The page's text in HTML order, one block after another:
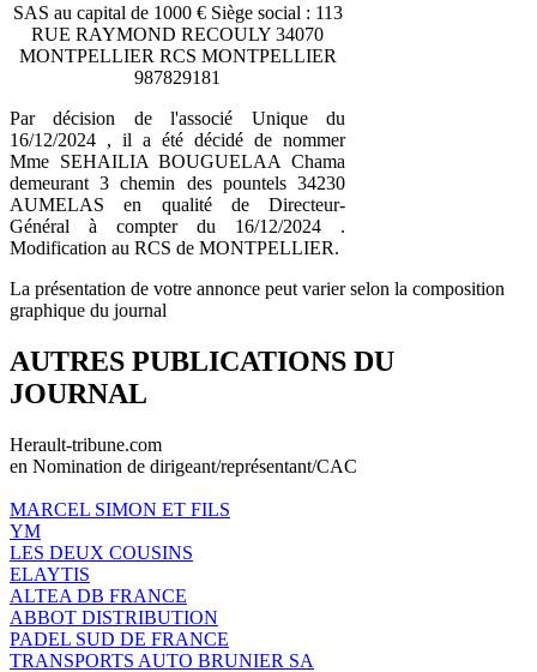
SAS au capital de 1000 € Siège social : 113
RUE RAYMOND RECOULY 34070
MONTPELLIER RCS MONTPELLIER
987829181
Par décision de l'associé Unique du
16/12/2024 , il a été décidé de nommer
Mme SEHAILIA BOUGUELAA Chama
demeurant 3 chemin des pountels 34230
AUMELAS en qualité de Directeur-
Général à compter du 16/12/2024 .
Modification au RCS de MONTPELLIER.
La présentation de votre annonce peut varier selon la composition
graphique du journal
AUTRES PUBLICATIONS DU
JOURNAL
Herault-tribune.com
en Nomination de dirigeant/représentant/CAC
MARCEL SIMON ET FILS
YM
LES DEUX COUSINS
ELAYTIS
ALTEA DB FRANCE
ABBOT DISTRIBUTION
PADEL SUD DE FRANCE
TRANSPORTS AUTO BRUNIER SA